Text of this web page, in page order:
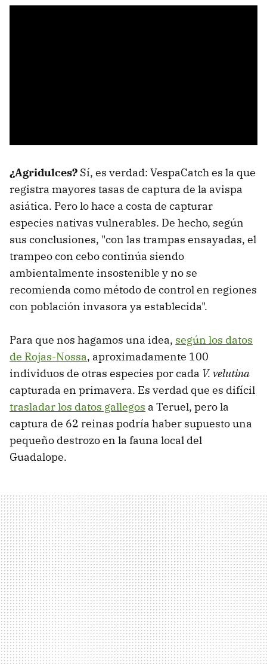
¿Agridulces? Sí, es verdad: VespaCatch es la que
registra mayores tasas de captura de la avispa
asiática. Pero lo hace a costa de capturar
especies nativas vulnerables. De hecho, según
sus conclusiones, "con las trampas ensayadas, el
trampeo con cebo continúa siendo
ambientalmente insostenible y no se
recomienda como método de control en regiones
con población invasora ya establecida".
Para que nos hagamos una idea, según los datos
de Rojas-Nossa, aproximadamente 100
individuos de otras especies por cada V. velutina
capturada en primavera. Es verdad que es difícil
trasladar los datos gallegos a Teruel, pero la
captura de 62 reinas podría haber supuesto una
pequeño destrozo en la fauna local del
Guadalope.